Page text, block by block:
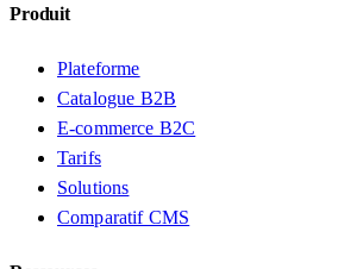
Produit
Plateforme
Catalogue B2B
E-commerce B2C
Tarifs
Solutions
Comparatif CMS